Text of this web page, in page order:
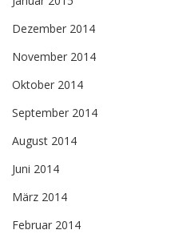
Dezember 2014
November 2014
Oktober 2014
September 2014
August 2014
Juni 2014
März 2014
Februar 2014